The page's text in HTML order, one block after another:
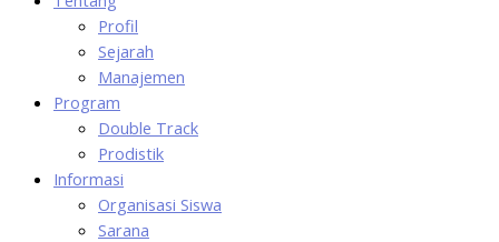
Profil
Sejarah
Manajemen
Program
Double Track
Prodistik
Informasi
Organisasi Siswa
Sarana